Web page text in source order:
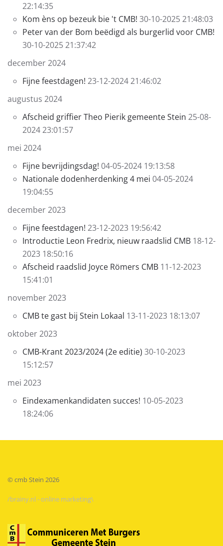
22:14:35
Kom èns op bezeuk bie 't CMB! 30-10-2025 21:48:03
Peter van der Bom beëdigd als burgerlid voor CMB!
30-10-2025 21:37:42
december 2024
Fijne feestdagen! 23-12-2024 21:46:02
augustus 2024
Afscheid griffier Theo Pierik gemeente Stein 25-08-
2024 23:01:57
mei 2024
Fijne bevrijdingsdag! 04-05-2024 19:13:58
Nationale dodenherdenking 4 mei 04-05-2024
19:04:55
december 2023
Fijne feestdagen! 23-12-2023 19:56:42
Introductie Leon Fredrix, nieuw raadslid CMB 18-12-
2023 18:50:16
Afscheid raadslid Joyce Römers CMB 11-12-2023
15:41:01
november 2023
CMB te gast bij Stein Lokaal 13-11-2023 18:13:07
oktober 2023
CMB-Krant 2023/2024 (2e editie) 30-10-2023
15:12:57
mei 2023
Eindexamenkandidaten succes! 10-05-2023
18:24:06
© cmb Stein 2026
/brainy.nl - online marketing\